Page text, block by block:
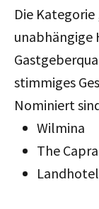
Die
unabhängige
stimmiges
Nominiert
Wilmina
The Capra